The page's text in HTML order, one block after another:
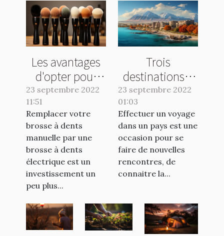
Les avantages
d'opter pour
une brosse
électrique
23 septembre 2022
11:51
Remplacer votre
brosse à dents
manuelle par une
brosse à dents
électrique est un
investissement un
peu plus...
Trois
destinations à
visiter
absolument en
2022
23 septembre 2022
01:03
Effectuer un voyage
dans un pays est une
occasion pour se
faire de nouvelles
rencontres, de
connaitre la...